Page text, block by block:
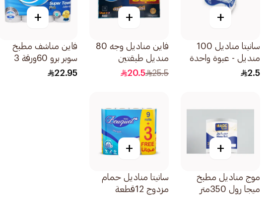
+
سانيتا مناديل 100
منديل - عبوة واحدة
2.5
+
فاين مناديل وجه 80
منديل طبقتين
مزدوجة 7قطعة
25.5
20.5
+
فاين مناشف مطبخ
سوبر برو 60ورقة 3
طبقات 4رول
22.95
+
موج مناديل مطبخ
ميجا رول 350متر
+
سانيتا مناديل حمام
مزدوج 12قطعة